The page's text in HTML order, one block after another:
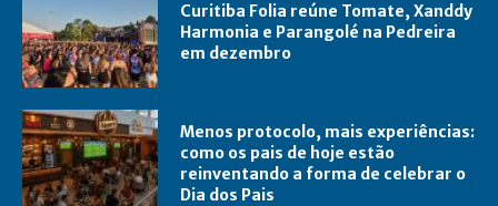
Curitiba Folia reúne Tomate, Xanddy
Harmonia e Parangolé na Pedreira
em dezembro
Menos protocolo, mais experiências:
como os pais de hoje estão
reinventando a forma de celebrar o
Dia dos Pais